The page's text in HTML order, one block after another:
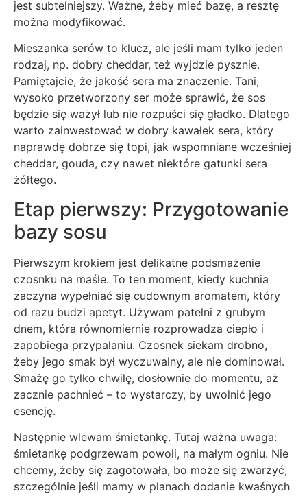
jest subtelniejszy. Ważne, żeby mieć bazę, a resztę
można modyfikować.
Mieszanka serów to klucz, ale jeśli mam tylko jeden
rodzaj, np. dobry cheddar, też wyjdzie pysznie.
Pamiętajcie, że jakość sera ma znaczenie. Tani,
wysoko przetworzony ser może sprawić, że sos
będzie się ważył lub nie rozpuści się gładko. Dlatego
warto zainwestować w dobry kawałek sera, który
naprawdę dobrze się topi, jak wspomniane wcześniej
cheddar, gouda, czy nawet niektóre gatunki sera
żółtego.
Etap pierwszy: Przygotowanie
bazy sosu
Pierwszym krokiem jest delikatne podsmażenie
czosnku na maśle. To ten moment, kiedy kuchnia
zaczyna wypełniać się cudownym aromatem, który
od razu budzi apetyt. Używam patelni z grubym
dnem, która równomiernie rozprowadza ciepło i
zapobiega przypalaniu. Czosnek siekam drobno,
żeby jego smak był wyczuwalny, ale nie dominował.
Smażę go tylko chwilę, dosłownie do momentu, aż
zacznie pachnieć – to wystarczy, by uwolnić jego
esencję.
Następnie wlewam śmietankę. Tutaj ważna uwaga:
śmietankę podgrzewam powoli, na małym ogniu. Nie
chcemy, żeby się zagotowała, bo może się zwarzyć,
szczególnie jeśli mamy w planach dodanie kwaśnych